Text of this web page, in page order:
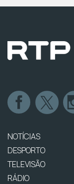
NOTÍCIAS
DESPORTO
TELEVISÃO
RÁDIO